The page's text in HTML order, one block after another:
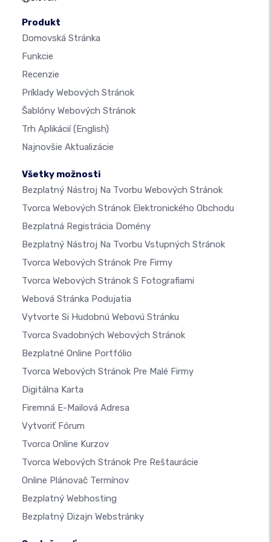
Produkt
Domovská Stránka
Funkcie
Recenzie
Príklady Webových Stránok
Šablóny Webových Stránok
Trh Aplikácií(English)
Najnovšie Aktualizácie
Všetky možnosti
Bezplatný Nástroj Na Tvorbu Webových Stránok
Tvorca Webových Stránok Elektronického Obchodu
Bezplatná Registrácia Domény
Bezplatný Nástroj Na Tvorbu Vstupných Stránok
Tvorca Webových Stránok Pre Firmy
Tvorca Webových Stránok S Fotografiami
Webová Stránka Podujatia
Vytvorte Si Hudobnú Webovú Stránku
Tvorca Svadobných Webových Stránok
Bezplatné Online Portfólio
Tvorca Webových Stránok Pre Malé Firmy
Digitálna Karta
Firemná E-Mailová Adresa
Vytvoriť Fórum
Tvorca Online Kurzov
Tvorca Webových Stránok Pre Reštaurácie
Online Plánovač Termínov
Bezplatný Webhosting
Bezplatný Dizajn Webstránky